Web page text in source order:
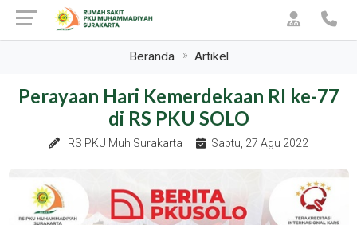
Beranda Artikel
Perayaan Hari Kemerdekaan RI ke-77
di RS PKU SOLO
RS PKU Muh Surakarta Sabtu, 27 Agu 2022